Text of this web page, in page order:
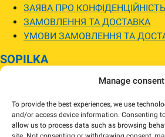
Manage consent
To provide the best experiences, we use
and/or access device information. Consenting
allow us to process data such as browsing
ЗАЯВА ПРО КОНФІДЕНЦІЙНІСТЬ
ЗАМОВЛЕННЯ ТА ДОСТАВКА
УМОВИ ЗАМОВЛЕННЯ ТА
SOPILKA
МАГАЗИНИ SOPILKA
НОВИНИ